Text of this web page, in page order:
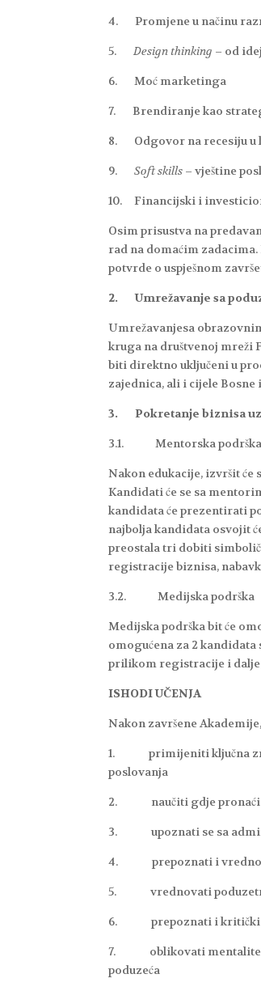
4. Promjene u načinu
5.Design thinking – od
6. Moć marketinga
7. Brendiranje kao
8. Odgovor na recesiju u
9.Soft skills – vještine
10. Financijski i
Osim prisustva na
rad na domaćim
potvrde o uspješnom
2. Umrežavanje sa
Umrežavanjesa
kruga na društvenoj mreži
biti direktno uključeni u
zajednica, ali i cijele
3. Pokretanje biznisa
3.1. Mentorska podrška
Nakon edukacije, izvršit
Kandidati će se sa
kandidata će prezentirati
najbolja kandidata osvojit
preostala tri dobiti
registracije biznisa,
3.2. Medijska podrška
Medijska podrška bit će
omogućena za 2
prilikom registracije i
ISHODI UČENJA
Nakon završene
1. primijeniti ključna
poslovanja
2. naučiti gdje pronaći
3. upoznati se sa
4. prepoznati i
5. vrednovati
6. prepoznati i kritički
7. oblikovati mentalitet
poduzeća